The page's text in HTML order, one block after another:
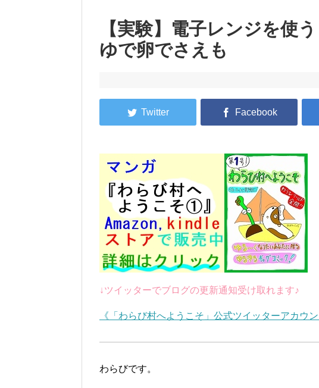
【実験】電子レンジを使
ゆで卵でさえも
↓ツイッターでブログの更新通知受け取れます♪
《「わらび村へようこそ」公式ツイッターアカウン
わらびです。